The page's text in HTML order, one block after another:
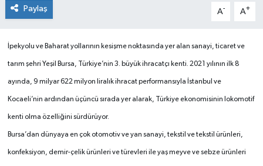
Paylaş A- A+
İpekyolu ve Baharat yollarının kesişme noktasında yer alan sanayi, ticaret ve
tarım şehri Yeşil Bursa, Türkiye’nin 3. büyük ihracatçı kenti. 2021 yılının ilk 8
ayında, 9 milyar 622 milyon liralık ihracat performansıyla İstanbul ve
Kocaeli’nin ardından üçüncü sırada yer alarak, Türkiye ekonomisinin lokomotif
kenti olma özelliğini sürdürüyor.
Bursa’dan dünyaya en çok otomotiv ve yan sanayi, tekstil ve tekstil ürünleri,
konfeksiyon, demir-çelik ürünleri ve türevleri ile yaş meyve ve sebze ürünleri